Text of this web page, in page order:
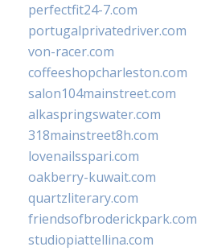
perfectfit24-7.com
portugalprivatedriver.com
von-racer.com
coffeeshopcharleston.com
salon104mainstreet.com
alkaspringswater.com
318mainstreet8h.com
lovenailsspari.com
oakberry-kuwait.com
quartzliterary.com
friendsofbroderickpark.com
studiopiattellina.com